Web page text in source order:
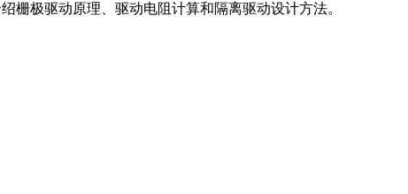
栅极驱动原理、驱动电阻计算和隔离驱动设计方法。